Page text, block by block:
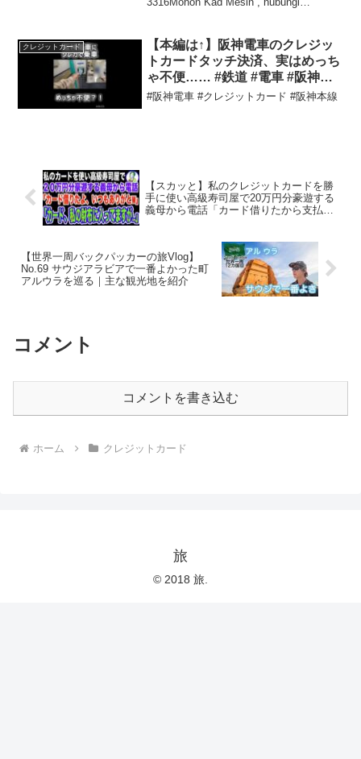
クレジットカード
【本編は↑】阪神電車のクレジッ
トカードタッチ決済、実はめっち
ゃ不便…… #鉄道 #電車 #阪神電
車 #阪神タイガース
#阪神電車 #クレジットカード #阪神本線
【スカッと】私のクレジットカードを勝
手に使い高級寿司屋で20万円分豪遊する
義母から電話「カード借りたから支払い
【世界一周バックパッカーの旅Vlog】
No.69 サウジアラビアで一番よかった町
アルウラを巡る｜主な観光地を紹介
コメント
コメントを書き込む
ホーム クレジットカード
旅
© 2018 旅.